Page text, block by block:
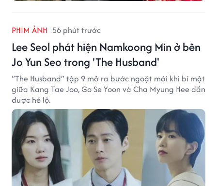
PHIM ẢNH 56 phút trước
Lee Seol phát hiện Namkoong Min ở bên
Jo Yun Seo trong 'The Husband'
“The Husband” tập 9 mở ra bước ngoặt mới khi bí mật
giữa Kang Tae Joo, Go Se Yoon và Cha Myung Hee dần
được hé lộ.